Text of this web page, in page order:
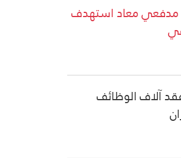
مدفعي معاد استهدف
آلاف الوظائف